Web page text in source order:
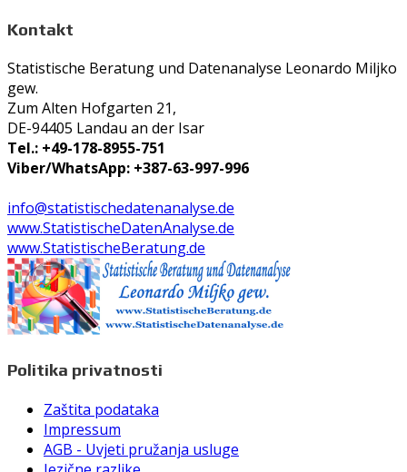
Kontakt
Statistische Beratung und Datenanalyse Leonardo Miljko
gew.
Zum Alten Hofgarten 21,
DE-94405 Landau an der Isar
Tel.: +49-178-8955-751
Viber/WhatsApp: +387-63-997-996
info@statistischedatenanalyse.de
www.StatistischeDatenAnalyse.de
www.StatistischeBeratung.de
Politika privatnosti
Zaštita podataka
Impressum
AGB - Uvjeti pružanja usluge